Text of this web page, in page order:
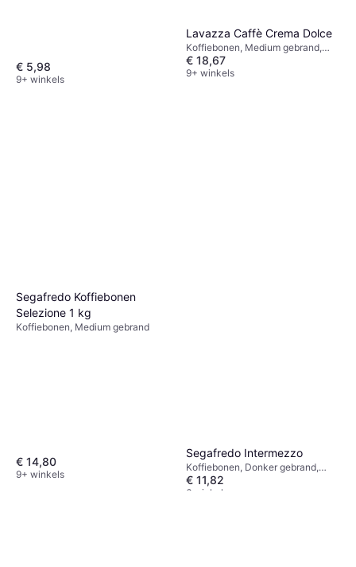
€ 5,98
9+ winkels
Lavazza Caffè Crema Dolce
Koffiebonen, Medium gebrand,
Vegetarisch
€ 18,67
9+ winkels
Segafredo Koffiebonen
Selezione 1 kg
Koffiebonen, Medium gebrand
€ 14,80
9+ winkels
Segafredo Intermezzo
Koffiebonen, Donker gebrand,
Vegetarisch, Glutenvrij, Cafeïne
€ 11,82
6 winkels